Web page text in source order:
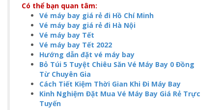
Có thể bạn quan tâm:
Vé máy bay giá rẻ đi Hồ Chí Minh
Vé máy bay giá rẻ đi Hà Nội
Vé máy bay Tết
Vé máy bay Tết 2022
Hướng dẫn đặt vé máy bay
Bỏ Túi 5 Tuyệt Chiêu Săn Vé Máy Bay 0 Đồng
Từ Chuyên Gia
Cách Tiết Kiệm Thời Gian Khi Đi Máy Bay
Kinh Nghiệm Đặt Mua Vé Máy Bay Giá Rẻ Trực
Tuyến